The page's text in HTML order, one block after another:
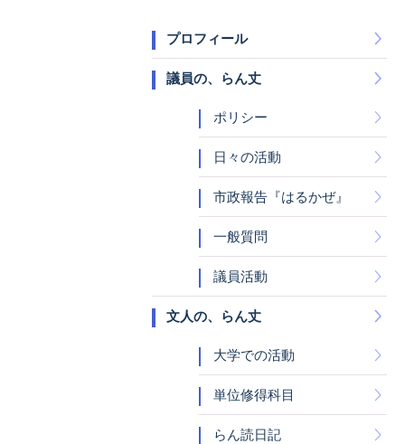
プロフィール
議員の、らん丈
ポリシー
日々の活動
市政報告『はるかぜ』
一般質問
議員活動
文人の、らん丈
大学での活動
単位修得科目
らん読日記